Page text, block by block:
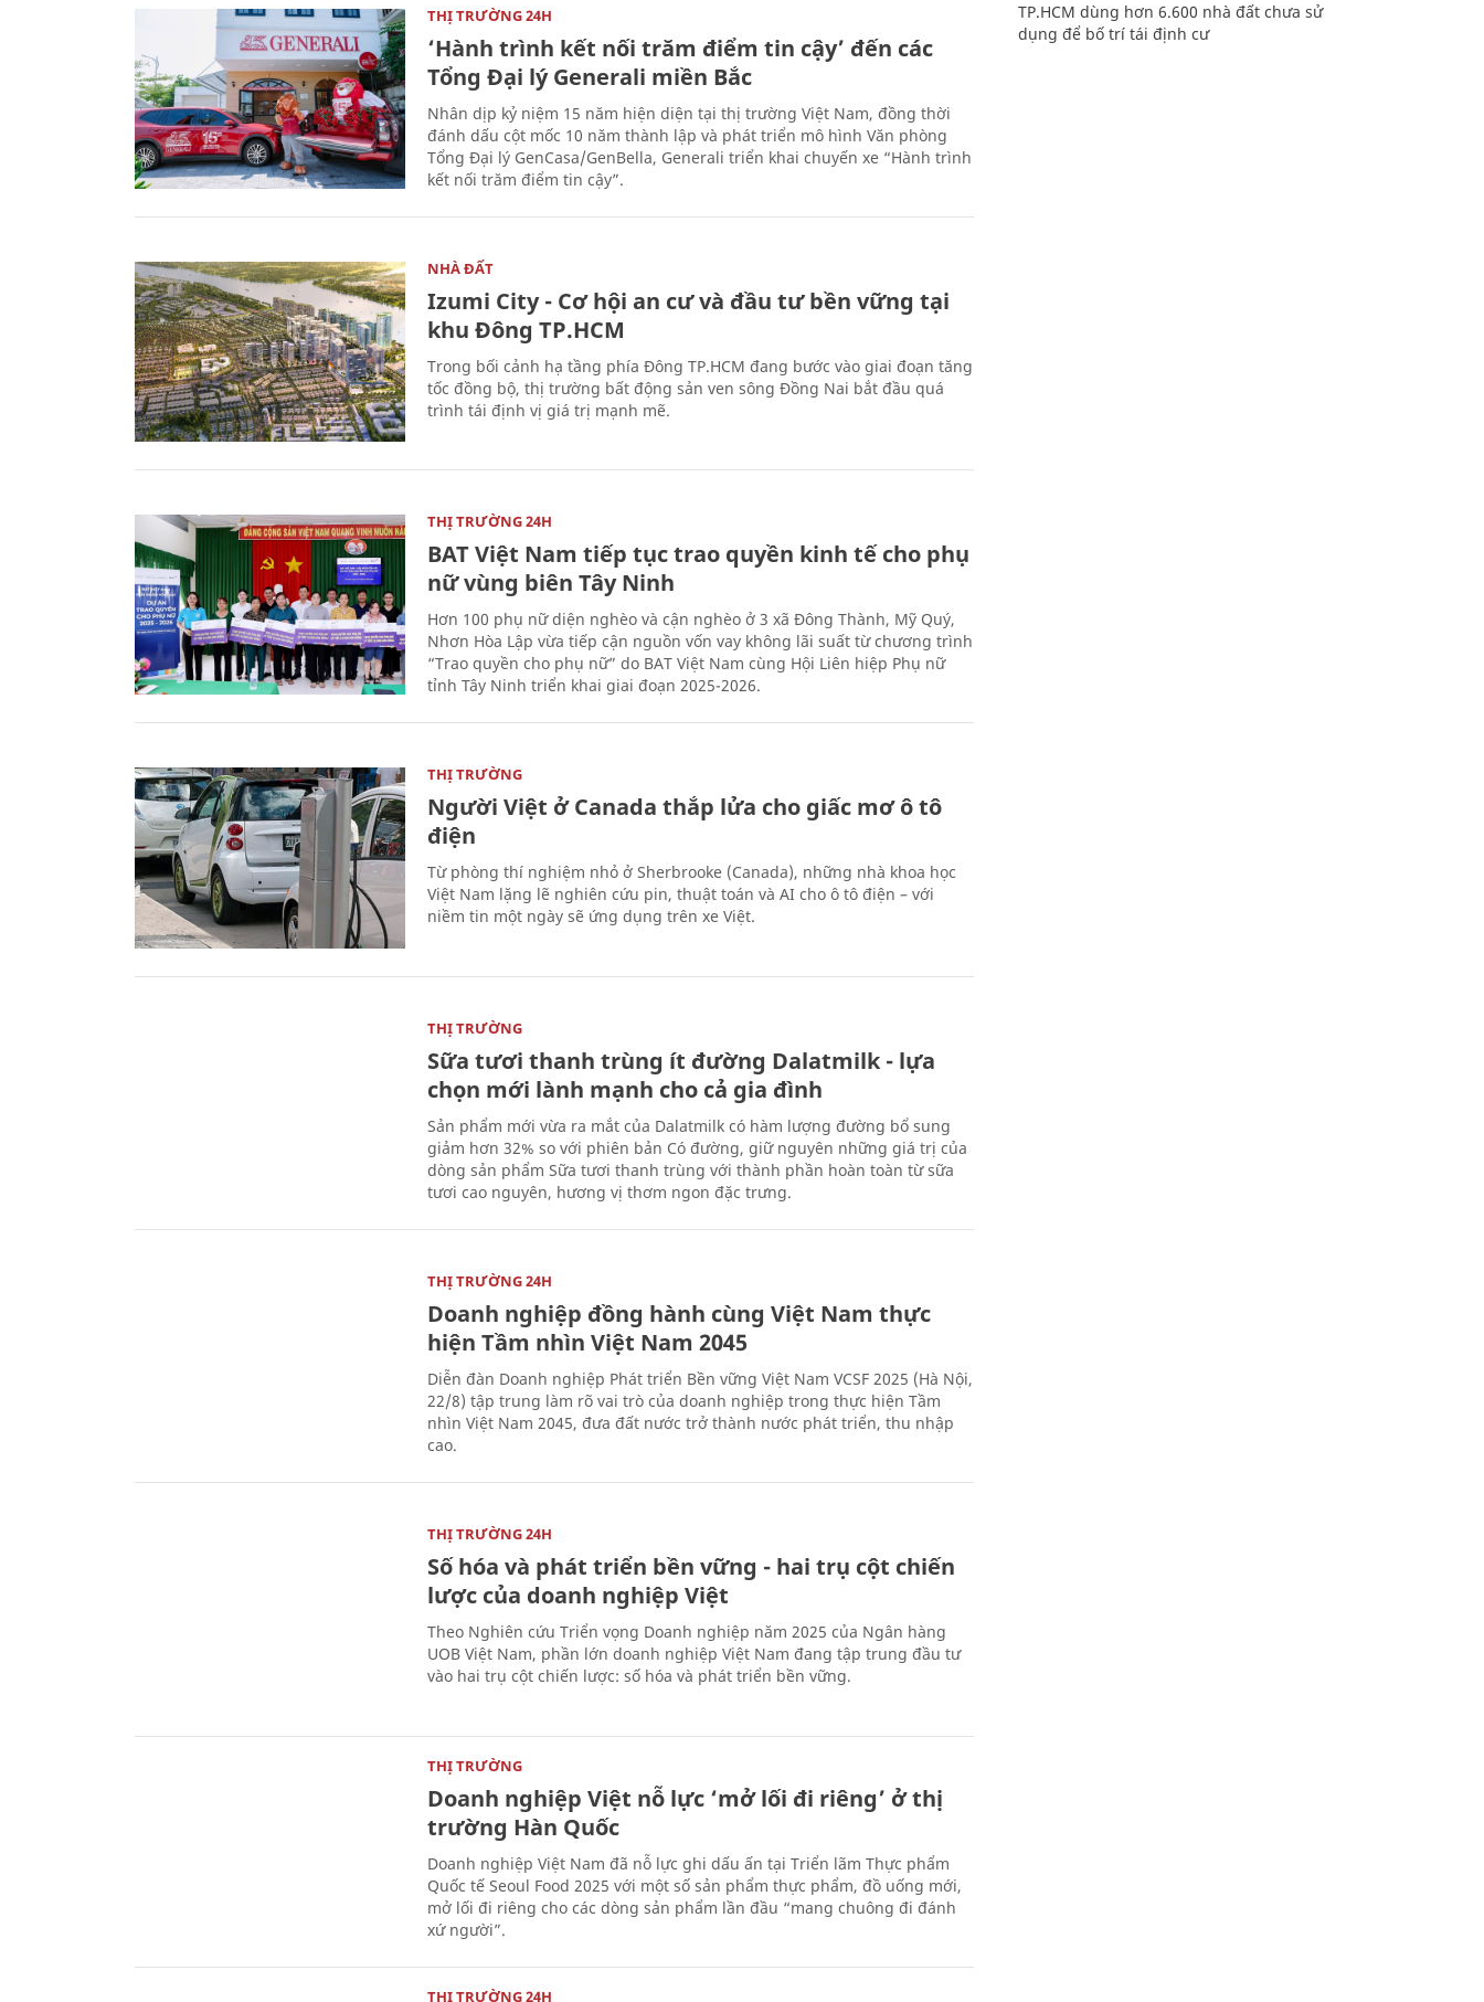
THỊ TRƯỜNG 24H
‘Hành trình kết nối trăm điểm tin cậy’ đến các
Tổng Đại lý Generali miền Bắc
Nhân dịp kỷ niệm 15 năm hiện diện tại thị trường Việt Nam, đồng thời
đánh dấu cột mốc 10 năm thành lập và phát triển mô hình Văn phòng
Tổng Đại lý GenCasa/GenBella, Generali triển khai chuyến xe “Hành trình
kết nối trăm điểm tin cậy”.
NHÀ ĐẤT
Izumi City - Cơ hội an cư và đầu tư bền vững tại
khu Đông TP.HCM
Trong bối cảnh hạ tầng phía Đông TP.HCM đang bước vào giai đoạn tăng
tốc đồng bộ, thị trường bất động sản ven sông Đồng Nai bắt đầu quá
trình tái định vị giá trị mạnh mẽ.
THỊ TRƯỜNG 24H
BAT Việt Nam tiếp tục trao quyền kinh tế cho phụ
nữ vùng biên Tây Ninh
Hơn 100 phụ nữ diện nghèo và cận nghèo ở 3 xã Đông Thành, Mỹ Quý,
Nhơn Hòa Lập vừa tiếp cận nguồn vốn vay không lãi suất từ chương trình
“Trao quyền cho phụ nữ” do BAT Việt Nam cùng Hội Liên hiệp Phụ nữ
tỉnh Tây Ninh triển khai giai đoạn 2025-2026.
THỊ TRƯỜNG
Người Việt ở Canada thắp lửa cho giấc mơ ô tô
điện
Từ phòng thí nghiệm nhỏ ở Sherbrooke (Canada), những nhà khoa học
Việt Nam lặng lẽ nghiên cứu pin, thuật toán và AI cho ô tô điện – với
niềm tin một ngày sẽ ứng dụng trên xe Việt.
THỊ TRƯỜNG
Sữa tươi thanh trùng ít đường Dalatmilk - lựa
chọn mới lành mạnh cho cả gia đình
Sản phẩm mới vừa ra mắt của Dalatmilk có hàm lượng đường bổ sung
giảm hơn 32% so với phiên bản Có đường, giữ nguyên những giá trị của
dòng sản phẩm Sữa tươi thanh trùng với thành phần hoàn toàn từ sữa
tươi cao nguyên, hương vị thơm ngon đặc trưng.
THỊ TRƯỜNG 24H
Doanh nghiệp đồng hành cùng Việt Nam thực
hiện Tầm nhìn Việt Nam 2045
Diễn đàn Doanh nghiệp Phát triển Bền vững Việt Nam VCSF 2025 (Hà Nội,
22/8) tập trung làm rõ vai trò của doanh nghiệp trong thực hiện Tầm
nhìn Việt Nam 2045, đưa đất nước trở thành nước phát triển, thu nhập
cao.
THỊ TRƯỜNG 24H
Số hóa và phát triển bền vững - hai trụ cột chiến
lược của doanh nghiệp Việt
Theo Nghiên cứu Triển vọng Doanh nghiệp năm 2025 của Ngân hàng
UOB Việt Nam, phần lớn doanh nghiệp Việt Nam đang tập trung đầu tư
vào hai trụ cột chiến lược: số hóa và phát triển bền vững.
THỊ TRƯỜNG
Doanh nghiệp Việt nỗ lực ‘mở lối đi riêng’ ở thị
trường Hàn Quốc
Doanh nghiệp Việt Nam đã nỗ lực ghi dấu ấn tại Triển lãm Thực phẩm
Quốc tế Seoul Food 2025 với một số sản phẩm thực phẩm, đồ uống mới,
mở lối đi riêng cho các dòng sản phẩm lần đầu “mang chuông đi đánh
xứ người”.
THỊ TRƯỜNG 24H
TP.HCM dùng hơn 6.600 nhà đất chưa sử
dụng để bố trí tái định cư